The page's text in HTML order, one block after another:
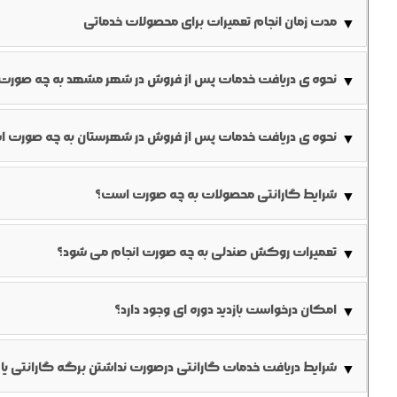
▼ مدت زمان انجام تعمیرات برای محصولات خدماتی
تعمیرات استاندارد: ۷-۱۰ روز کاری
تعمیرات فوری: ۳-۵ روز کاری (با هزینه اضافی)▼ نحوه ی دریافت خدمات پس از فروش در شهر مشهد به چه
می نماید.
راهکار دوم: تماس تلفنی با شماره گویای واحد خدمات و ضبط صوتی درخواست؛ در این
▼ نحوه ی دریافت خدمات پس از فروش در شهرستان به چه صورت
مراجعه به سایت شرکت، ورود به منوی نمایندگی های شهرستان
شکایت مشتری به شماره▼ شرایط گارانتی محصولات به چه صورت است؟
باشند.▼ تعمیرات روکش صندلی به چه صورت انجام می شود؟
پس از ثبت درخواست مشتری، همکاران خدمات پس از فروش در
روکش به محل کارخانه منتقل خواهد شد.▼ امکان درخواست بازدید دوره ای وجود دارد؟
به منظور اطمینان از صحت عملکرد صندلی ها و قبل از خرابی، می
▼ شرایط دریافت خدمات گارانتی درصورت نداشتن برگه گارانتی